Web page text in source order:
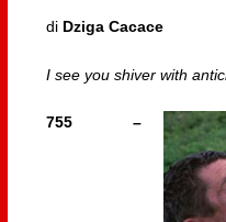
di Dziga Cacace
I see you shiver with
755 –